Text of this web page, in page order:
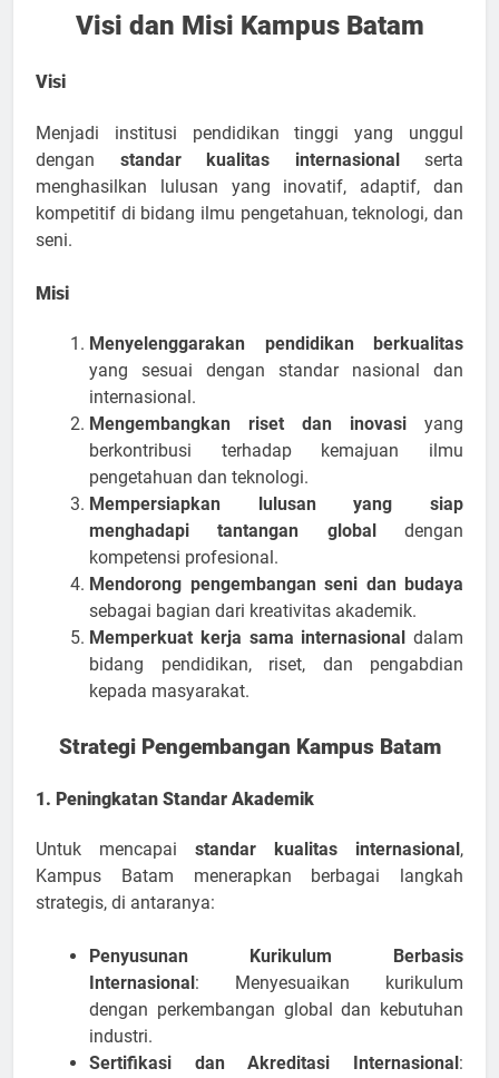
Visi dan Misi Kampus Batam
Visi
Menjadi institusi pendidikan tinggi yang unggul
dengan standar kualitas internasionalserta
menghasilkan lulusan yang inovatif, adaptif, dan
kompetitif di bidang ilmu pengetahuan, teknologi, dan
seni.
Misi
Menyelenggarakan pendidikan berkualitas
yang sesuai dengan standar nasional dan
internasional.
Mengembangkan riset dan inovasi yang
berkontribusi terhadap kemajuan ilmu
pengetahuan dan teknologi.
Mempersiapkan lulusan yang siap
menghadapi tantangan globaldengan
kompetensi profesional.
Mendorong pengembangan seni dan budaya
sebagai bagian dari kreativitas akademik.
Memperkuat kerja sama internasional dalam
bidang pendidikan, riset, dan pengabdian
kepada masyarakat.
Strategi Pengembangan Kampus Batam
1. Peningkatan Standar Akademik
Untuk mencapai standar kualitas internasional ,
Kampus Batam menerapkan berbagai langkah
strategis, di antaranya:
Penyusunan Kurikulum Berbasis
Internasional : Menyesuaikan kurikulum
dengan perkembangan global dan kebutuhan
industri.
Sertifikasi dan Akreditasi Internasional :